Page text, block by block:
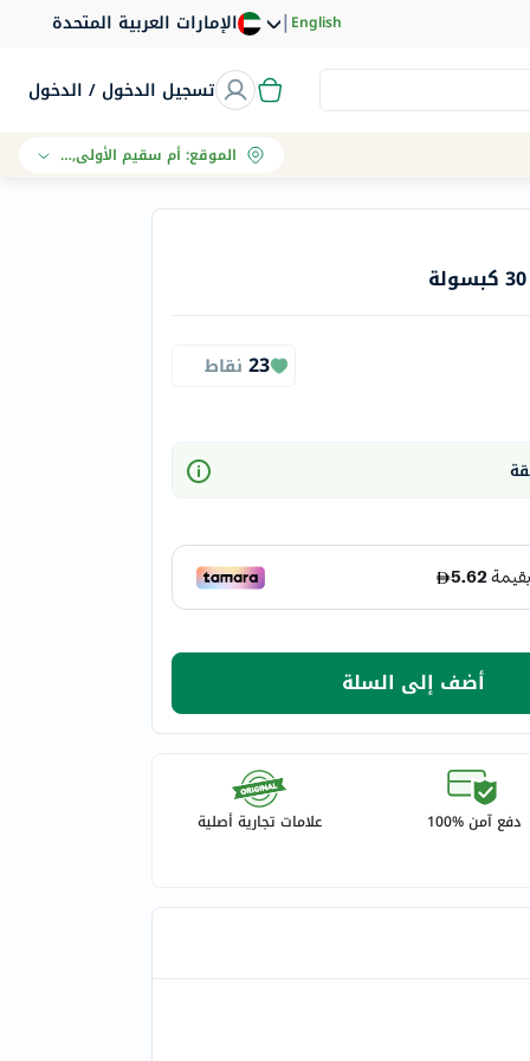
الإمارات العربية المتحدة |English
تسجيل الدخول / الدخول
الموقع:أم سقيم الأولى, دبي
23 نقاط
أضف إلى السلة
دفع آمن %100 علامات تجارية أصلية